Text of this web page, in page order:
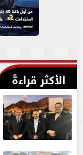
الأكثر قراءةً